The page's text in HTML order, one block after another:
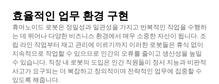
효율적인 업무 환경 구현
휴머노이드 로봇은 정밀성과 일관성을 가지고 반복적인 작업을 수행하
는 데 뛰어나 다양한 비즈니스 환경에서 매우 소중한 자산이 됩니다. 조
립 라인 작업부터 재고 관리에 이르기까지 이러한 로봇들은 휴식 없이
지속적으로 작업할 수 있으므로 인간의 오류를 줄이고 생산성을 높일
수 있습니다. 직장 내 로봇의 도입은 인간 직원들이 정서 지능과 비판적
사고가 요구되는 더 복잡하고 창의적이며 전략적인 업무에 집중할 수
있도록 해줍니다.